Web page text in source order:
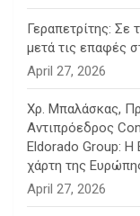
Γεραπετρίτης: Σε
μετά τις επαφές
April 27, 2026
Χρ. Μπαλάσκας,
Αντιπρόεδρος
Eldorado Group: Η
χάρτη της
April 27, 2026